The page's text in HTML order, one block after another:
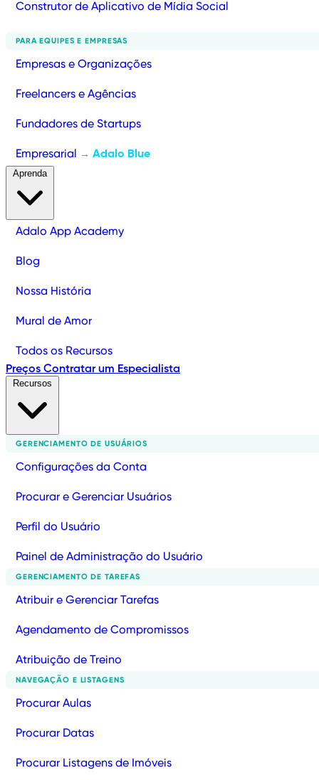
Construtor de Aplicativo de Mídia Social
PARA EQUIPES E EMPRESAS
Empresas e Organizações
Freelancers e Agências
Fundadores de Startups
Empresarial → Adalo Blue
Aprenda
Adalo App Academy
Blog
Nossa História
Mural de Amor
Todos os Recursos
Preços Contratar um Especialista
GERENCIAMENTO DE USUÁRIOS
Configurações da Conta
Procurar e Gerenciar Usuários
Perfil do Usuário
Painel de Administração do Usuário
GERENCIAMENTO DE TAREFAS
Atribuir e Gerenciar Tarefas
Agendamento de Compromissos
Atribuição de Treino
NAVEGAÇÃO E LISTAGENS
Procurar Aulas
Procurar Datas
Procurar Listagens de Imóveis